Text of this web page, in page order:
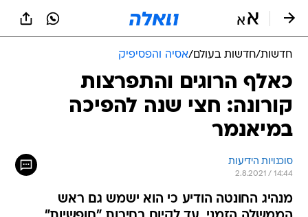
חדשות/חדשות בעולם/אסיה והפסיפיק
כאלף הרוגים והתפרצות
קורונה: חצי שנה להפיכה
במיאנמר
סוכנויות הידיעות
2.8.2021 / 14:44
מנהיג החונטה הודיע כי הוא ישמש גם ראש